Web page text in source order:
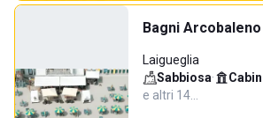
Bagni Arcobaleno
Laigueglia
Sabbiosa·
e altri 14…